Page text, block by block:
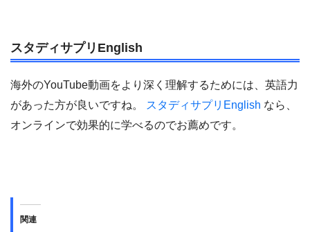
スタディサプリEnglish
海外のYouTube動画をより深く理解するためには、英語力
があった方が良いですね。
スタディサプリEnglish なら、
オンラインで効果的に学べるのでお薦めです。
関連